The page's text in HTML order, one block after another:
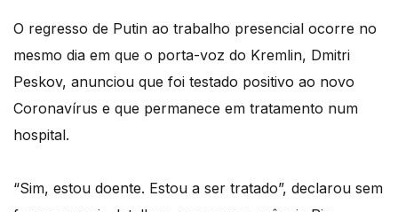
O regresso de Putin ao trabalho presencial ocorre no
mesmo dia em que o porta-voz do Kremlin, Dmitri
Peskov, anunciou que foi testado positivo ao novo
Coronavírus e que permanece em tratamento num
hospital.
“Sim, estou doente. Estou a ser tratado”, declarou sem